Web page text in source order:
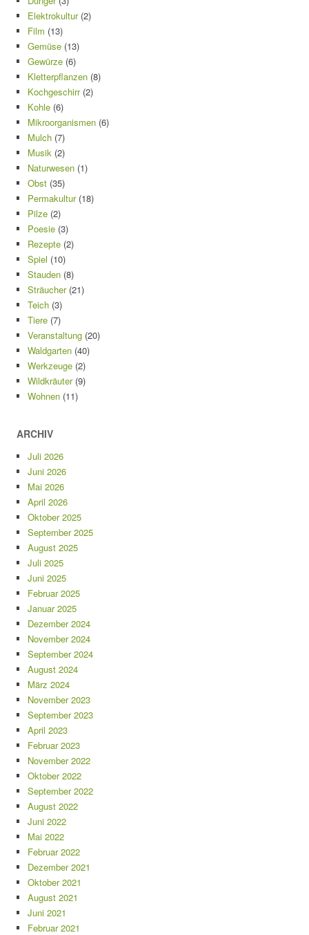
Elektrokultur(2)
Film (13)
Gemüse (13)
Gewürze (6)
Kletterpflanzen (8)
Kochgeschirr(2)
Kohle (6)
Mikroorganismen (6)
Mulch (7)
Musik (2)
Naturwesen (1)
Obst (35)
Permakultur(18)
Pilze (2)
Poesie (3)
Rezepte (2)
Spiel (10)
Stauden (8)
Sträucher(21)
Teich (3)
Tiere (7)
Veranstaltung (20)
Waldgarten (40)
Werkzeuge (2)
Wildkräuter(9)
Wohnen (11)
ARCHIV
Juli 2026
Juni 2026
Mai 2026
April 2026
Oktober 2025
September 2025
August 2025
Juli 2025
Juni 2025
Februar 2025
Januar 2025
Dezember 2024
November 2024
September 2024
August 2024
März 2024
November 2023
September 2023
April 2023
Februar 2023
November 2022
Oktober 2022
September 2022
August 2022
Juni 2022
Mai 2022
Februar 2022
Dezember 2021
Oktober 2021
August 2021
Juni 2021
Februar 2021